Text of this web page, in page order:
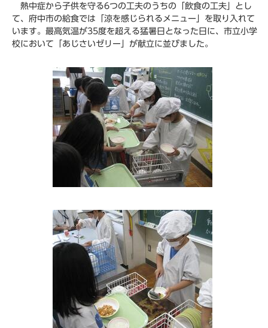
熱中症から子供を守る6つの工夫のうちの「飲食の工夫」とし
て、府中市の給食では「涼を感じられるメニュー」を取り入れて
います。最高気温が35度を超える猛暑日となった日に、市立小学
校において「あじさいゼリー」が献立に並びました。